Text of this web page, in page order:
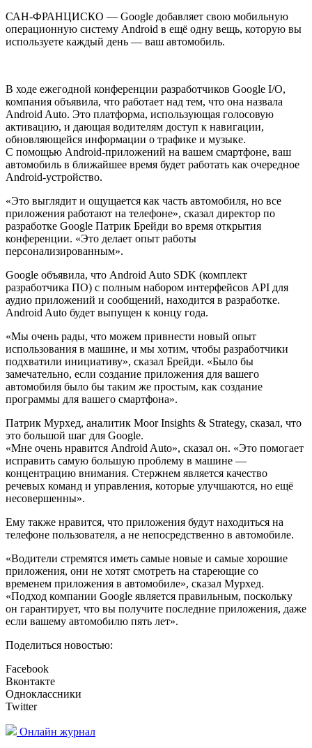
САН-ФРАНЦИСКО — Google добавляет свою мобильную
операционную систему Android в ещё одну вещь, которую вы
используете каждый день — ваш автомобиль.
В ходе ежегодной конференции разработчиков Google I/O,
компания объявила, что работает над тем, что она назвала
Android Auto. Это платформа, использующая голосовую
активацию, и дающая водителям доступ к навигации,
обновляющейся информации о трафике и музыке.
С помощью Android-приложений на вашем смартфоне, ваш
автомобиль в ближайшее время будет работать как очередное
Android-устройство.
«Это выглядит и ощущается как часть автомобиля, но все
приложения работают на телефоне», сказал директор по
разработке Google Патрик Брейди во время открытия
конференции. «Это делает опыт работы
персонализированным».
Google объявила, что Android Auto SDK (комплект
разработчика ПО) с полным набором интерфейсов API для
аудио приложений и сообщений, находится в разработке.
Android Auto будет выпущен к концу года.
«Мы очень рады, что можем привнести новый опыт
использования в машине, и мы хотим, чтобы разработчики
подхватили инициативу», сказал Брейди. «Было бы
замечательно, если создание приложения для вашего
автомобиля было бы таким же простым, как создание
программы для вашего смартфона».
Патрик Мурхед, аналитик Moor Insights & Strategy, сказал, что
это большой шаг для Google.
«Мне очень нравится Android Auto», сказал он. «Это помогает
исправить самую большую проблему в машине —
концентрацию внимания. Стержнем является качество
речевых команд и управления, которые улучшаются, но ещё
несовершенны».
Ему также нравится, что приложения будут находиться на
телефоне пользователя, а не непосредственно в автомобиле.
«Водители стремятся иметь самые новые и самые хорошие
приложения, они не хотят смотреть на стареющие со
временем приложения в автомобиле», сказал Мурхед.
«Подход компании Google является правильным, поскольку
он гарантирует, что вы получите последние приложения, даже
если вашему автомобилю пять лет».
Поделиться новостью:
Facebook
Вконтакте
Одноклассники
Twitter
Онлайн журнал